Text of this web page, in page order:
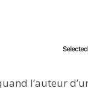
l’auteur